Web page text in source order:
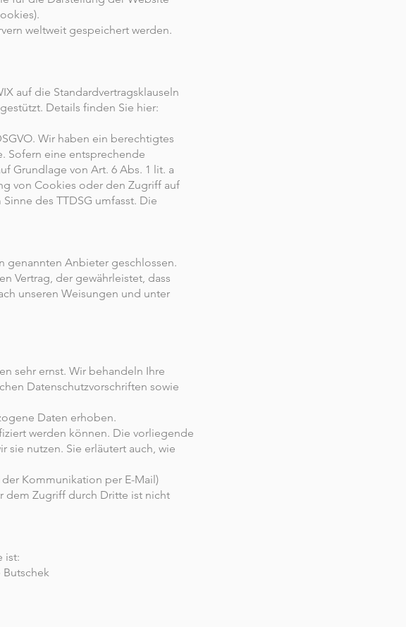
weltweit gespeichert werden.
auf die Standardvertragsklauseln
Details finden Sie hier:
Wir haben ein berechtigtes
Sofern eine entsprechende
Grundlage von Art. 6 Abs. 1 lit. a
von Cookies oder den Zugriff auf
des TTDSG umfasst. Die
genannten Anbieter geschlossen.
Vertrag, der gewährleistet, dass
unseren Weisungen und unter
sehr ernst. Wir behandeln Ihre
Datenschutzvorschriften sowie
Daten erhoben.
werden können. Die vorliegende
sie nutzen. Sie erläutert auch, wie
Kommunikation per E-Mail)
dem Zugriff durch Dritte ist nicht
ist:
Butschek